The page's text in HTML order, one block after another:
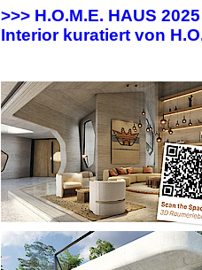
>>> H.O.M.E. HAUS
Interior kuratiert von